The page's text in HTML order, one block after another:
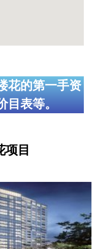
花的第一手资
目表等。
项目